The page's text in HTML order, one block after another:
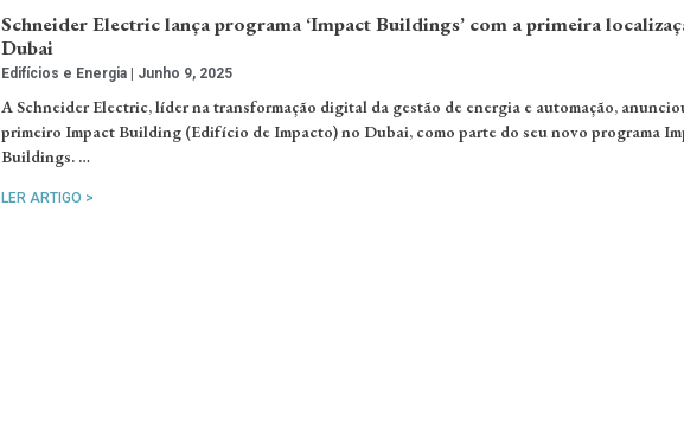
Schneider Electric lança programa ‘Impact Buildings’ com a primeira
Dubai
Edifícios e Energia Junho 9, 2025
A Schneider Electric, líder na transformação digital da gestão de energia e automação,
primeiro Impact Building (Edifício de Impacto) no Dubai, como parte do seu novo programa
Buildings. …
LER ARTIGO >